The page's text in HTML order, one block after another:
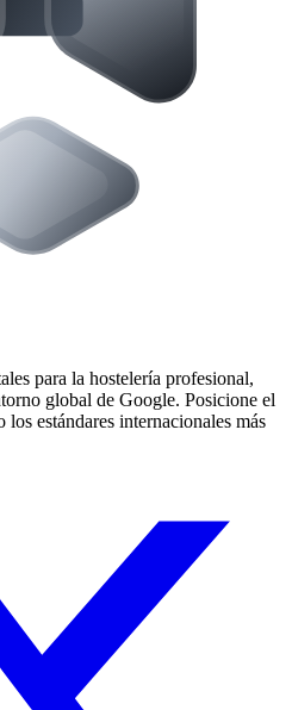
para la hostelería profesional,
global de Google. Posicione el
estándares internacionales más